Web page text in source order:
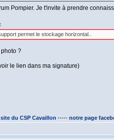
Pompier. Je t'invite à prendre
permet le stockage horizontal..
?
le lien dans ma signature)
du CSP Cavaillon ----- notre page